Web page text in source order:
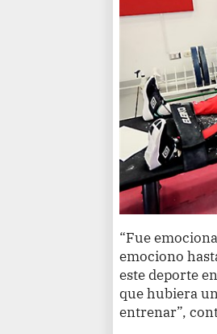
“Fue
emociono
este deporte
que hubiera
entrenar”,